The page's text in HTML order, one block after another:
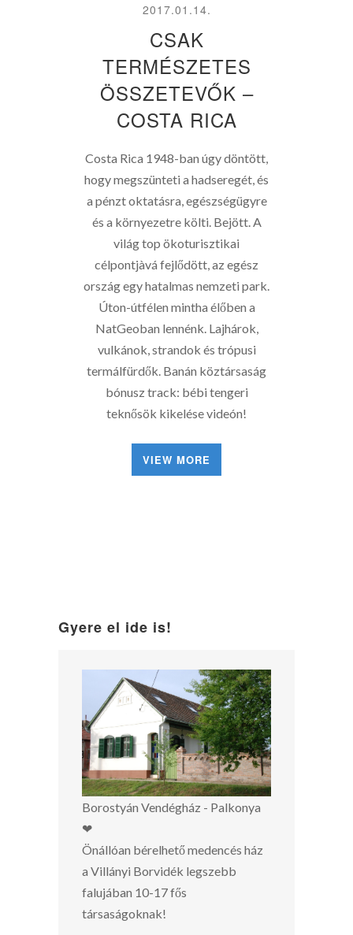
2017.01.14.
CSAK
TERMÉSZETES
ÖSSZETEVŐK –
COSTA RICA
Costa Rica 1948-ban úgy döntött,
hogy megszünteti a hadseregét, és
a pénzt oktatásra, egészségügyre
és a környezetre költi. Bejött. A
világ top ökoturisztikai
célpontjàvá fejlődött, az egész
ország egy hatalmas nemzeti park.
Úton-útfélen mintha élőben a
NatGeoban lennénk. Lajhárok,
vulkánok, strandok és trópusi
termálfürdők. Banán köztársaság
bónusz track: bébi tengeri
teknősök kikelése videón!
VIEW MORE
Gyere el ide is!
Borostyán Vendégház - Palkonya
❤
Önállóan bérelhető medencés ház
a Villányi Borvidék legszebb
falujában 10-17 fős
társaságoknak!